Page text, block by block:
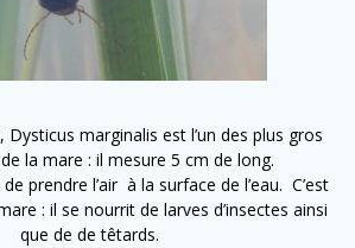
, Dysticus marginalis est l’un des plus gros
la mare : il mesure 5 cm de long.
prendre l’air à la surface de l’eau. C’est
: il se nourrit de larves d’insectes ainsi
que de de têtards.